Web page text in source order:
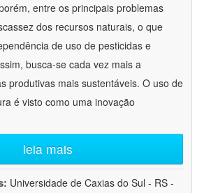
entre os principais problemas
dos recursos naturais, o que
de uso de pesticidas e
busca-se cada vez mais a
produtivas mais sustentáveis. O uso de
é visto como uma inovação
leia mais
Universidade de Caxias do Sul - RS -